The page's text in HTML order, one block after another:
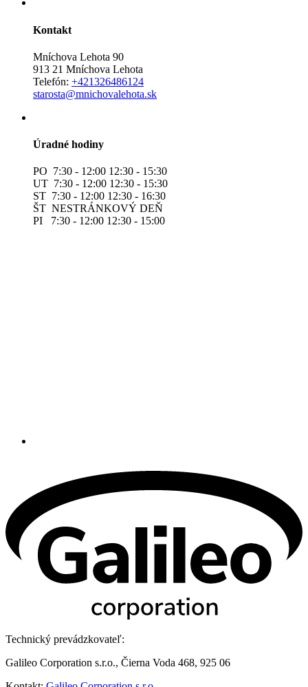
Kontakt
Mníchova Lehota 90
913 21 Mníchova Lehota
Telefón: +421326486124
starosta@mnichovalehota.sk
Úradné hodiny
PO 7:30 - 12:00 12:30 - 15:30
UT 7:30 - 12:00 12:30 - 15:30
ST 7:30 - 12:00 12:30 - 16:30
ŠT NESTRÁNKOVÝ DEŇ
PI 7:30 - 12:00 12:30 - 15:00
Technický prevádzkovateľ:
Galileo Corporation s.r.o., Čierna Voda 468, 925 06